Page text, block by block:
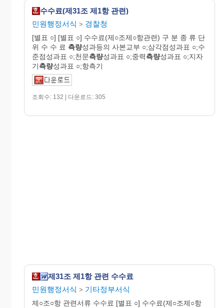
수수료(제31조 제1항 관련)
민원행정서식 > 경찰청
[별표 ○] [별표 ○] 수수료(제○조제○항관련) 구 분 종 류 단
위 수 수 료 측량성과등의 사본교부 ○;삼각점성과표 ○;수
준점성과표 ○;천문측량성과표 ○;중력측량성과표 ○;지자
기측량성과표 ○;항측기
조회수: 132 | 다운로드: 305
제31조 제1항 관련 수수료
민원행정서식 > 기타정부서식
제○조○항 관련서류 수수료 [별표 ○] 수수료(제○조제○항